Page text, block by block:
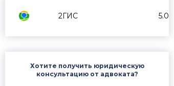
2ГИС 5.0
Хотите получить юридическую
консультацию от адвоката?